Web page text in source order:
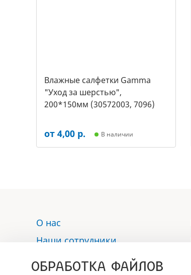
Влажные салфетки Gamma
"Уход за шерстью",
200*150мм (30572003, 7096)
от 4,00 р. В наличии
О нас
Наши сотрудники
ОБРАБОТКА ФАЙЛОВ